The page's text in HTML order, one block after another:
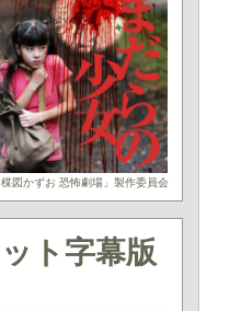
図かずお 恐怖劇場」製作委員会
ト字幕版